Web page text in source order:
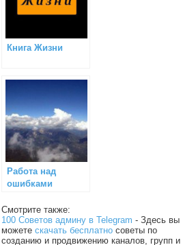
Книга Жизни
Работа над
ошибками
Смотрите также:
100 Советов админу в Telegram - Здесь вы
можетескачать бесплатно советы по
созданию и продвижению каналов, групп и